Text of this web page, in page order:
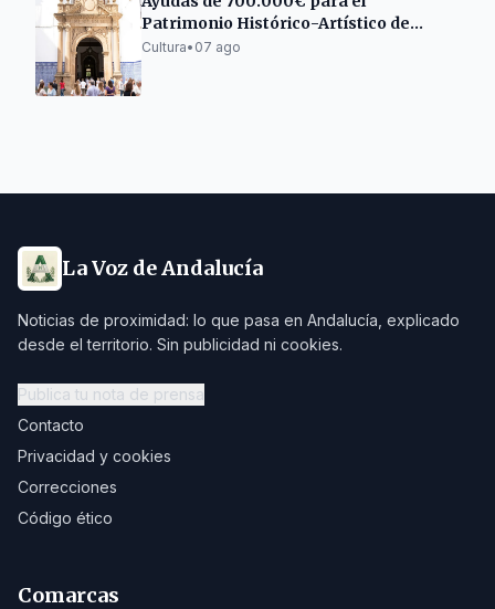
Patrimonio Histórico-Artístico de
Córdoba
Cultura• 07 ago
La Voz de Andalucía
Noticias de proximidad: lo que pasa en Andalucía, explicado
desde el territorio. Sin publicidad ni cookies.
Publica tu nota de prensa
Contacto
Privacidad y cookies
Correcciones
Código ético
Comarcas